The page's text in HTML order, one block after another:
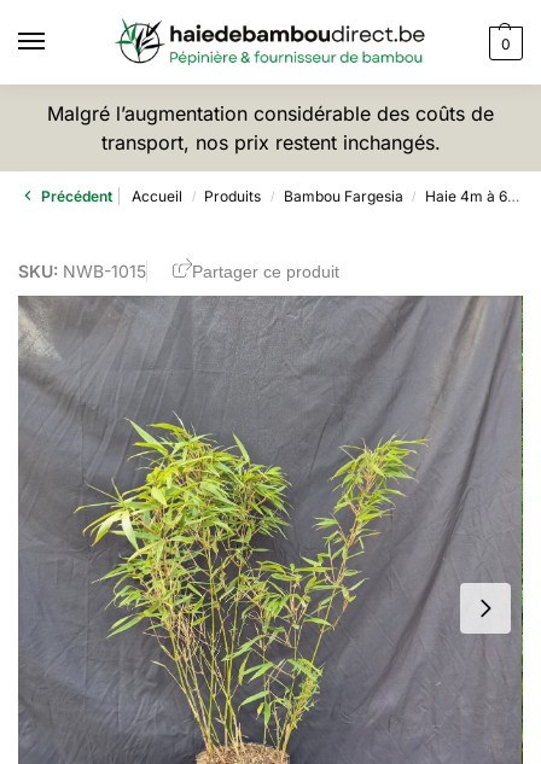
0
Malgré l’augmentation considérable des coûts de
transport, nos prix restent inchangés.
Précédent Accueil / Produits / Bambou Fargesia / Haie 4m à 6m
SKU: NWB-1015 Partager ce produit